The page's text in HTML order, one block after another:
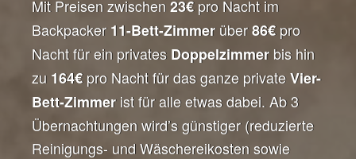
Mit Preisen zwischen23€pro Nacht im
Backpacker11-Bett-Zimmerüber86€pro
Nacht für ein privates Doppelzimmerbis hin
zu 164€pro Nacht für das ganze privateVier-
Bett-Zimmerist für alle etwas dabei. Ab 3
Übernachtungen wird’s günstiger (reduzierte
Reinigungs- und Wäschereikosten sowie